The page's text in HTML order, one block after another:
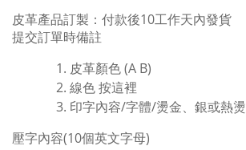
皮革產品訂製：付款後10工作天內發貨
提交訂單時備註
皮革顏色 (A B)
線色按這裡
印字內容/字體/燙金、銀或熱燙
壓字內容(10個英文字母)